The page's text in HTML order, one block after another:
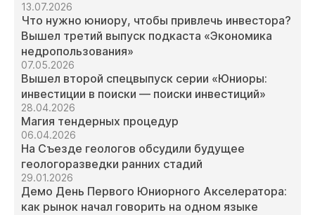
13.07.2026
Что нужно юниору, чтобы привлечь инвестора?
Вышел третий выпуск подкаста «Экономика
недропользования»
07.05.2026
Вышел второй спецвыпуск серии «Юниоры:
инвестиции в поиски — поиски инвестиций»
28.04.2026
Магия тендерных процедур
06.04.2026
На Съезде геологов обсудили будущее
геологоразведки ранних стадий
29.01.2026
Демо День Первого Юниорного Акселератора:
как рынок начал говорить на одном языке